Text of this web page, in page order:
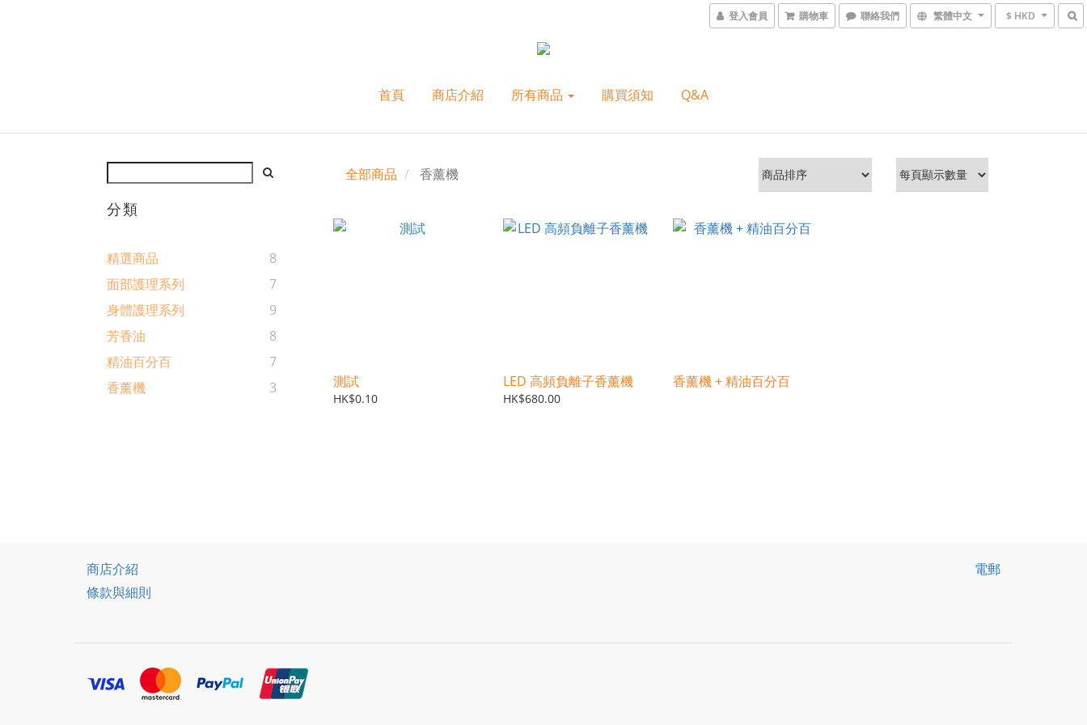
登入會員 購物車 聯絡我們 繁體中文 $ HKD
首頁 商店介紹 所有商品 購買須知 Q&A
分類
精選商品
8
面部護理系列
7
身體護理系列
9
芳香油
8
精油百分百
7
香薰機
3
全部商品 香薰機
測試
HK$0.10
LED 高頻負離子香薰機
HK$680.00
香薰機 + 精油百分百
商店介紹
條款與細則
電郵